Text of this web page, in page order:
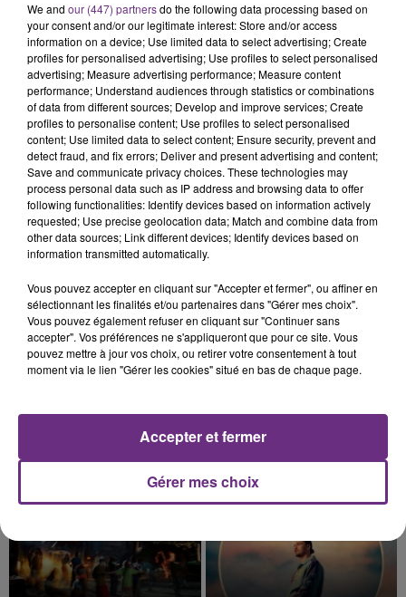
11h37
LA CENTRALE NUCLÉAIRE DE CHOOZ
TOUJOURS À L'ARRÊT
Cela fait déjà une semaine que la centrale
nucléaire ardennaise est à l'arrêt. Une situation
justifiée par la sécheresse intense qui est toujours
présente.
10h16
LE MAGASIN JOUÉCLUB DE REIMS FERME
SES PORTES
C'était l'une des institutions du centre-ville
TITRES DIFFUSÉS
We and our (447) partnersdo the following data processing based on
your consent and/or our legitimate interest: Store and/or access
information on a device; Use limited data to select advertising; Create
profiles for personalised advertising; Use profiles to select personalised
advertising; Measure advertising performance; Measure content
performance; Understand audiences through statistics or combinations
of data from different sources; Develop and improve services; Create
profiles to personalise content; Use profiles to select personalised
content; Use limited data to select content; Ensure security, prevent and
detect fraud, and fix errors; Deliver and present advertising and content;
Save and communicate privacy choices. These technologies may
process personal data such as IP address and browsing data to offer
following functionalities: Identify devices based on information actively
requested; Use precise geolocation data; Match and combine data from
other data sources; Link different devices; Identify devices based on
information transmitted automatically.
Vous pouvez accepter en cliquant sur "Accepter et fermer", ou affiner en
sélectionnant les finalités et/ou partenaires dans "Gérer mes choix".
Vous pouvez également refuser en cliquant sur "Continuer sans
accepter". Vos préférences ne s'appliqueront que pour ce site. Vous
pouvez mettre à jour vos choix, ou retirer votre consentement à tout
moment via le lien "Gérer les cookies" situé en bas de chaque page.
Gérer mes choix
Accepter et fermer